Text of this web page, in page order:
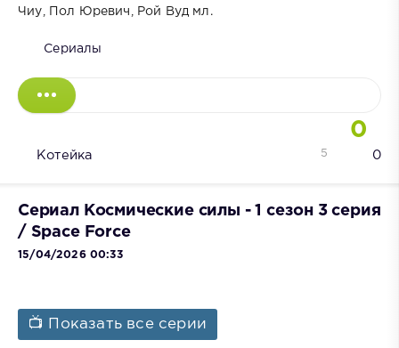
Чиу, Пол Юревич, Рой Вуд мл.
Сериалы
0
Котейка 0
5
Сериал Космические силы - 1 сезон 3 серия
/ Space Force
15/04/2026 00:33
📺 Показать все серии